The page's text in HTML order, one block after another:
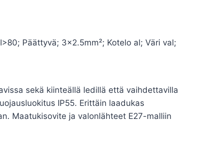
Päättyvä; 3×2.5mm²; Kotelo al; Väri val;
sekä kiinteällä ledillä että vaihdettavilla
IP55. Erittäin laadukas
Maatukisovite ja valonlähteet E27-malliin